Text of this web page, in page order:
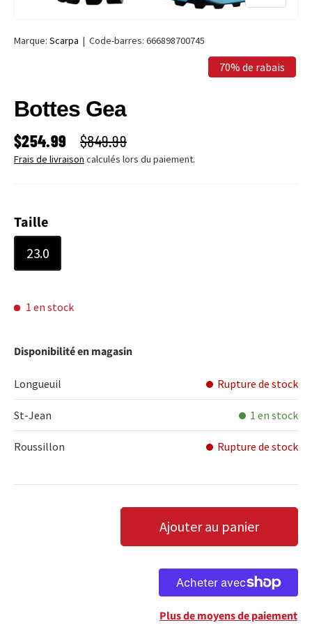
Marque: Scarpa | Code-barres: 666898700745
70% de rabais
Bottes Gea
PRIX SOLDÉ
$254.99 PRIX HABITUEL
$849.99
Frais de livraison calculés lors du paiement.
Taille
23.0
1 en stock
Disponibilité en magasin
Longueuil Rupture de stock
St-Jean 1 en stock
Roussillon Rupture de stock
DIMINUER LA QUANTITÉ
AUGMENTER LA QUANTITÉ
Ajouter au panier
Plus de moyens de paiement